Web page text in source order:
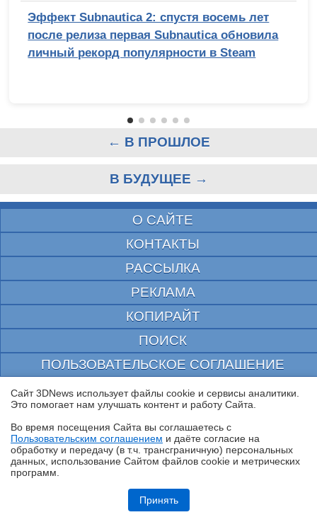
Ryzen и двухранговая DDR5: проверяем комплект G.Skill Trident Z5
Эффект Subnautica 2: спустя восемь лет
после релиза первая Subnautica обновила
личный рекорд популярности в Steam
← В ПРОШЛОЕ
В БУДУЩЕЕ →
О САЙТЕ
КОНТАКТЫ
РАССЫЛКА
РЕКЛАМА
КОПИРАЙТ
ПОИСК
ПОЛЬЗОВАТЕЛЬСКОЕ СОГЛАШЕНИЕ
ЗАЩИЩЕНО CURATOR
© 1997—2026 Электронное периодическое издание "3ДНьюс" | Свидетельство о
выдано Федеральной Службой по надзору за соблюдением законодательства в сфере
массовых коммуникаций и охране культурного наследия
При цитировании документа ссылка на сайт с указанием автора обязательна. Полное
заимствование документа является нарушением
российского и международного законодательства и возможно только с согласия
Сайт 3DNews использует файлы cookie и сервисы аналитики.
Это помогает нам улучшать контент и работу Cайта.
Во время посещения Cайта вы соглашаетесь с
Пользовательским соглашением и даёте согласие на
обработку и передачу (в т.ч. трансграничную) персональных
данных, использование Cайтом файлов cookie и метрических
программ.
Принять